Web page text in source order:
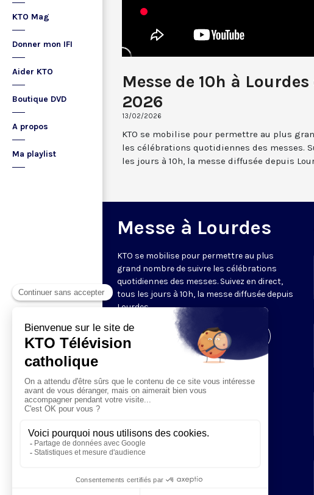
KTO Mag
Donner mon IFI
Aider KTO
Boutique DVD
A propos
Ma playlist
Messe de 10h à
2026
13/02/2026
KTO se mobilise pour permettre au plus
les célébrations quotidiennes des messes.
les jours à 10h, la messe diffusée depuis
Messe à Lourdes
KTO se mobilise pour permettre au plus
grand nombre de suivre les célébrations
quotidiennes des messes. Suivez en direct,
tous les jours à 10h, la messe diffusée depuis
Lourdes.
Visiter la page de l'émission